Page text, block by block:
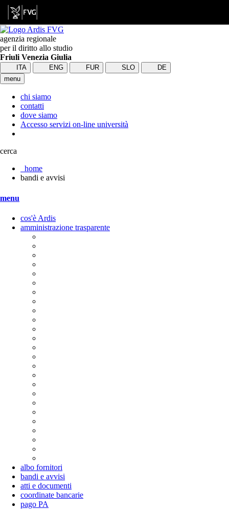
agenzia regionale
per il diritto allo studio
Friuli Venezia Giulia
ITA ENG FUR SLO
DE
menu
chi siamo
contatti
dove siamo
Accesso servizi on-line università
cerca
home
bandi e avvisi
menu
cos'è Ardis
amministrazione trasparente
albo fornitori
bandi e avvisi
atti e documenti
coordinate bancarie
pago PA